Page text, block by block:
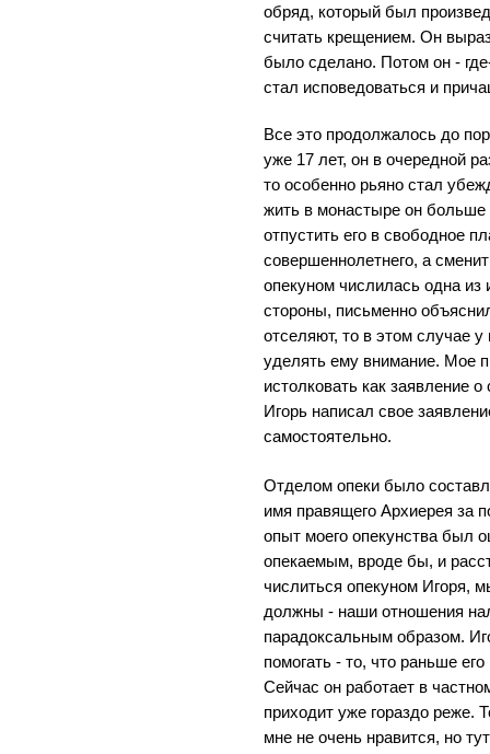
обряд, который был
считать крещением. Он
было сделано. Потом он -
стал исповедоваться и
Все это продолжалось до
уже 17 лет, он в очередной
то особенно рьяно стал
жить в монастыре он
отпустить его в свободное
совершеннолетнего, а
опекуном числилась одна из
стороны, письменно
отселяют, то в этом случае
уделять ему внимание. Мое
истолковать как заявление
Игорь написал свое
самостоятельно.
Отделом опеки было
имя правящего Архиерея за
опыт моего опекунства был
опекаемым, вроде бы, и
числиться опекуном Игоря,
должны - наши отношения
парадоксальным образом.
помогать - то, что раньше
Сейчас он работает в
приходит уже гораздо реже.
мне не очень нравится, но